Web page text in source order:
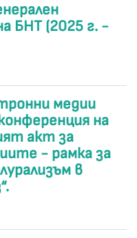
БНТ (2025 г. -
медии
на
акт за
- рамка за
в